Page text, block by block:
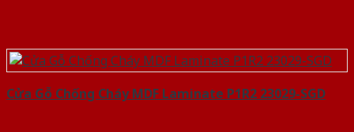
Cửa Gỗ Chống Cháy MDF Laminate P1R2 23029-SGD